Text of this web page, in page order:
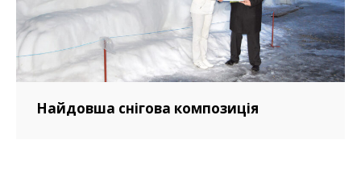
Найдовша снігова композиція